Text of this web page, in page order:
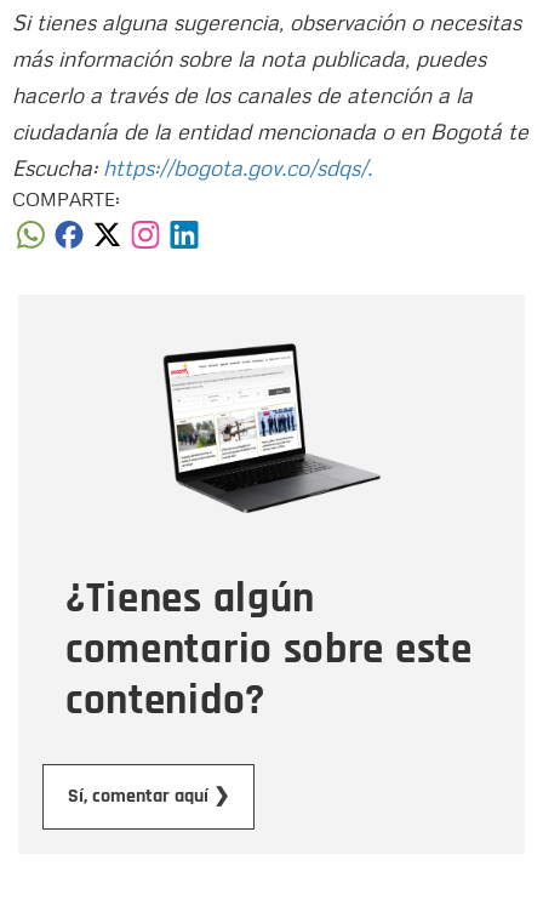
Si tienes alguna sugerencia, observación o necesitas
más información sobre la nota publicada, puedes
hacerlo a través de los canales de atención a la
ciudadanía de la entidad mencionada o en Bogotá te
Escucha: https://bogota.gov.co/sdqs/.
COMPARTE:
¿Tienes algún
comentario sobre este
contenido?
Sí, comentar aquí ❯
Correo electrónico
Tipo de comentario
Mensaje